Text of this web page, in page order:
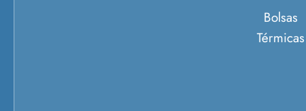
Bolsas
Térmicas